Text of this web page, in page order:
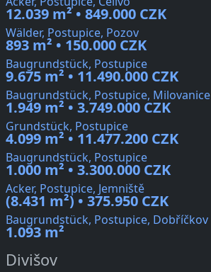
12.039 m² • 849.000 CZK
Wälder, Postupice, Pozov
893 m² • 150.000 CZK
Baugrundstück, Postupice
9.675 m² • 11.490.000 CZK
Baugrundstück, Postupice, Milovanice
1.949 m² • 3.749.000 CZK
Grundstück, Postupice
4.099 m² • 11.477.200 CZK
Baugrundstück, Postupice
1.000 m² • 3.300.000 CZK
Acker, Postupice, Jemniště
(8.431 m²) • 375.950 CZK
Baugrundstück, Postupice, Dobříčkov
1.093 m²
Divišov